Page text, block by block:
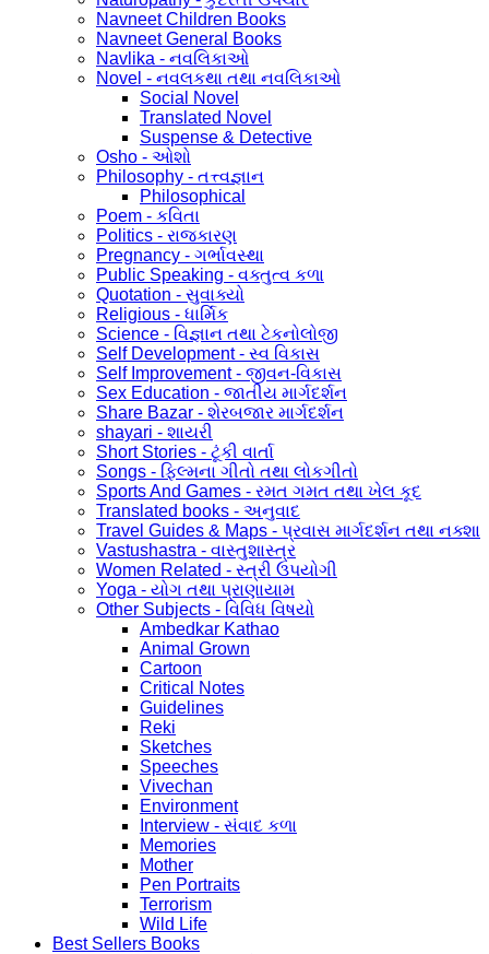
Navneet Children Books
Navneet General Books
Navlika - નવલિકાઓ
Novel - નવલકથા તથા નવલિકાઓ
Social Novel
Translated Novel
Suspense & Detective
Osho - ઓશો
Philosophy - તત્ત્વજ્ઞાન
Philosophical
Poem - કવિતા
Politics - રાજકારણ
Pregnancy - ગર્ભાવસ્થા
Public Speaking - વક્તુત્વ કળા
Quotation - સુવાક્યો
Religious - ધાર્મિક
Science - વિજ્ઞાન તથા ટેકનોલોજી
Self Development - સ્વ વિકાસ
Self Improvement - જીવન-વિકાસ
Sex Education - જાતીય માર્ગદર્શન
Share Bazar - શેરબજાર માર્ગદર્શન
shayari - શાયરી
Short Stories - ટૂંકી વાર્તા
Songs - ફિલ્મના ગીતો તથા લોકગીતો
Sports And Games - રમત ગમત તથા ખેલ કૂદ
Translated books - અનુવાદ
Travel Guides & Maps - પ્રવાસ માર્ગદર્શન તથા નક્શા
Vastushastra - વાસ્તુશાસ્ત્ર
Women Related - સ્ત્રી ઉપયોગી
Yoga - યોગ તથા પ્રાણાયામ
Other Subjects - વિવિધ વિષયો
Ambedkar Kathao
Animal Grown
Cartoon
Critical Notes
Guidelines
Reki
Sketches
Speeches
Vivechan
Environment
Interview - સંવાદ કળા
Memories
Mother
Pen Portraits
Terrorism
Wild Life
Best Sellers Books